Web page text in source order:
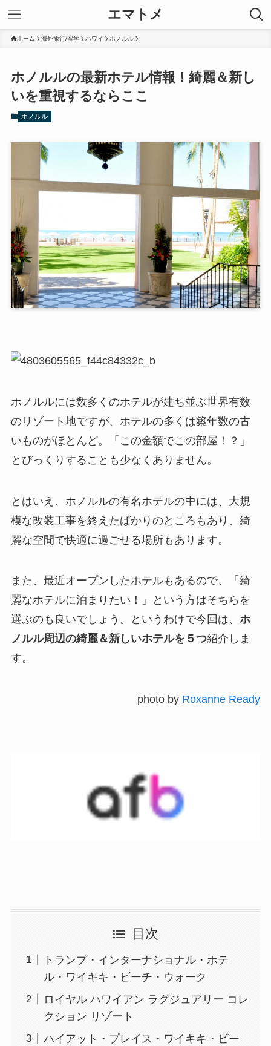
エマトメ
ホーム 海外旅行/留学 ハワイ ホノルル
ホノルルの最新ホテル情報！綺麗＆新し
いを重視するならここ
ホノルル
ホノルルには数多くのホテルが建ち並ぶ世界有数
のリゾート地ですが、ホテルの多くは築年数の古
いものがほとんど。「この金額でこの部屋！？」
とびっくりすることも少なくありません。
とはいえ、ホノルルの有名ホテルの中には、大規
模な改装工事を終えたばかりのところもあり、綺
麗な空間で快適に過ごせる場所もあります。
また、最近オープンしたホテルもあるので、「綺
麗なホテルに泊まりたい！」という方はそちらを
選ぶのも良いでしょう。というわけで今回は、 ホ
ノルル周辺の綺麗＆新しいホテルを５つ紹介しま
す。
photo by Roxanne Ready
目次
トランプ・インターナショナル・ホテ
ル・ワイキキ・ビーチ・ウォーク
ロイヤル ハワイアン ラグジュアリー コレ
クション リゾート
ハイアット・プレイス・ワイキキ・ビー